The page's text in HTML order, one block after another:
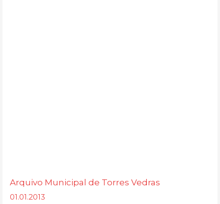
Arquivo Municipal de Torres Vedras
01.01.2013